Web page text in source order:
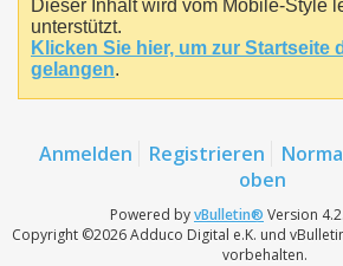
Dieser Inhalt wird vom Mobile-Style
unterstützt.
Klicken Sie hier, um zur Startseite
gelangen.
Anmelden Registrieren
oben
Powered byvBulletin® Version
Copyright ©2026 Adduco Digital e.K. und
vorbehalten.